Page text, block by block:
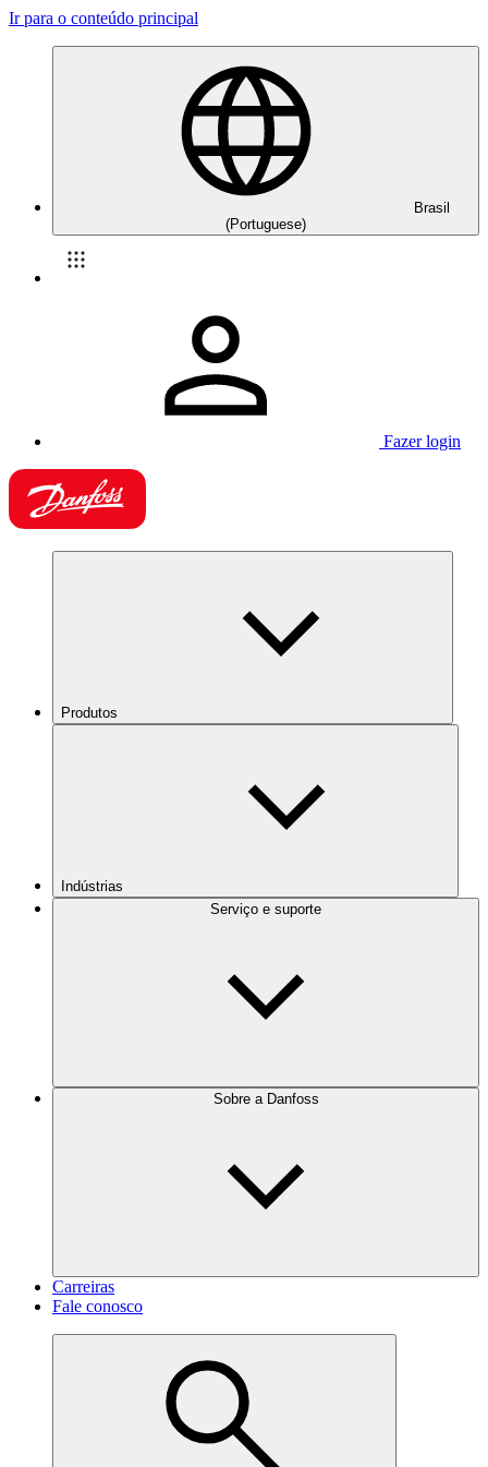
Ir para o conteúdo principal
Brasil
(Portuguese)
Fazer login
Produtos
Indústrias
Serviço e suporte
Sobre a Danfoss
Carreiras
Fale conosco